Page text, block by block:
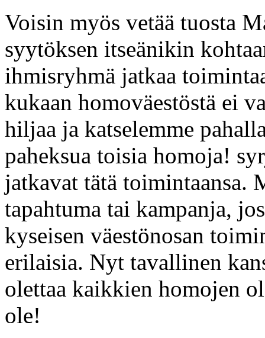
Voisin myös vetää tuosta
syytöksen itseänikin
ihmisryhmä jatkaa
kukaan homoväestöstä ei
hiljaa ja katselemme
paheksua toisia homoja!
jatkavat tätä toimintaansa.
tapahtuma tai kampanja,
kyseisen väestönosan
erilaisia. Nyt tavallinen
olettaa kaikkien homojen
ole!